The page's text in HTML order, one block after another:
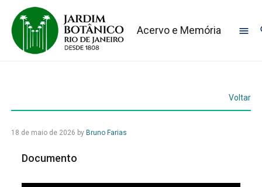
Acervo e Memória
Voltar
18 de maio de 2026 by Bruno Farias
Documento